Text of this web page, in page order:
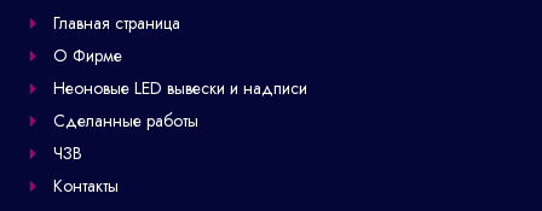
p
Главная страница
О Фирме
Неоновые LED вывески и надписи
Сделанные работы
ЧЗВ
Контакты